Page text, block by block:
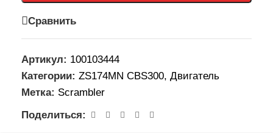
Сравнить
Артикул: 100103444
Категории: ZS174MN CBS300, Двигатель
Метка: Scrambler
Поделиться: